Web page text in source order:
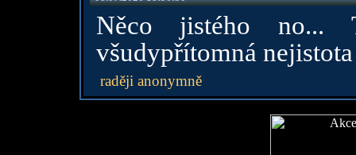
Něco jistého no...
všudypřítomná nejistota
raději anonymně